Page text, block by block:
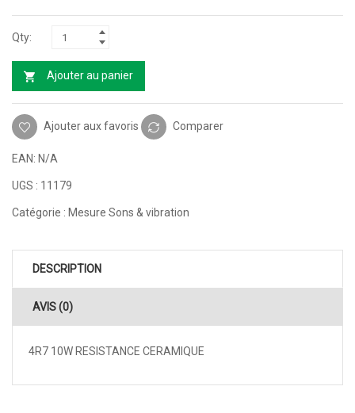
Ajouter au panier
Ajouter aux favoris Comparer
EAN: N/A
UGS : 11179
Catégorie : Mesure Sons & vibration
DESCRIPTION
AVIS (0)
4R7 10W RESISTANCE CERAMIQUE